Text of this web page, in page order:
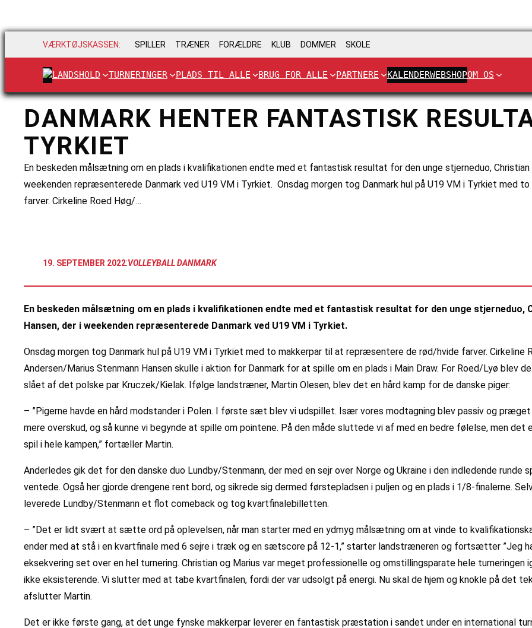
VÆRKTØJSKASSEN: SPILLER TRÆNER FORÆLDRE KLUB DOMMER SKOLE
LANDSHOLD TURNERINGER PLADS TIL ALLE BRUG FOR ALLE PARTNERE KALENDERWEBSHOPOM OS
DANMARK HENTER FANTASTISK
TYRKIET
En beskeden målsætning om en plads i kvalifikationen endte med et fantastisk resultat for den unge stjerneduo, Christian
weekenden repræsenterede Danmark ved U19 VM i Tyrkiet. Onsdag morgen tog Danmark hul på U19 VM i Tyrkiet med
farver. Cirkeline Roed Høg/…
19. SEPTEMBER 2022:VOLLEYBALL DANMARK
En beskeden målsætning om en plads i kvalifikationen endte med et fantastisk resultat for den unge stjerneduo,
Hansen, der i weekenden repræsenterede Danmark ved U19 VM i Tyrkiet.
Onsdag morgen tog Danmark hul på U19 VM i Tyrkiet med to makkerpar til at repræsentere de rød/hvide farver. Cirkeline
Andersen/Marius Stenmann Hansen skulle i aktion for Danmark for at spille om en plads i Main Draw. For Roed/Lyø
slået af det polske par Kruczek/Kielak. Ifølge landstræner, Martin Olesen, blev det en hård kamp for de danske piger:
– ”Pigerne havde en hård modstander i Polen. I første sæt blev vi udspillet. Især vores modtagning blev passiv og
mere overskud, og så kunne vi begynde at spille om pointene. På den måde sluttede vi af med en bedre følelse, men
spil i hele kampen,” fortæller Martin.
Anderledes gik det for den danske duo Lundby/Stenmann, der med en sejr over Norge og Ukraine i den indledende runde
ventede. Også her gjorde drengene rent bord, og sikrede sig dermed førstepladsen i puljen og en plads i 1/8-finalerne.
leverede Lundby/Stenmann et flot comeback og tog kvartfinalebilletten.
– ”Det er lidt svært at sætte ord på oplevelsen, når man starter med en ydmyg målsætning om at vinde to
ender med at stå i en kvartfinale med 6 sejre i træk og en sætscore på 12-1,” starter landstræneren og fortsætter ”Jeg
eksekvering set over en hel turnering. Christian og Marius var meget professionelle og omstillingsparate hele
ikke eksisterende. Vi slutter med at tabe kvartfinalen, fordi der var udsolgt på energi. Nu skal de hjem og knokle på det
afslutter Martin.
Det er ikke første gang, at det unge fynske makkerpar leverer en fantastisk præstation i sandet under en international